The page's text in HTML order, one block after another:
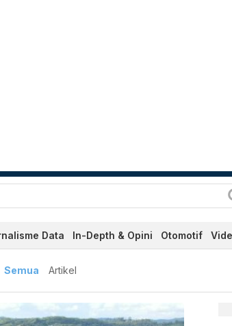
Data In-Depth & Opini Otomotif
dan Terkini
Semua Artikel